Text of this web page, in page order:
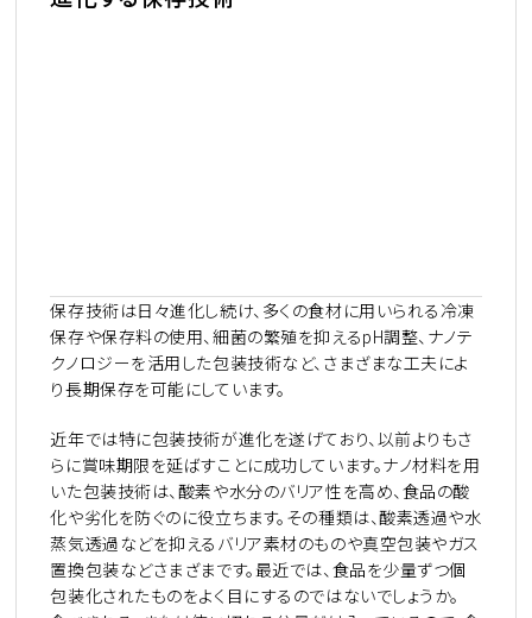
保存技術は日々進化し続け、多くの食材に用いられる冷凍
保存や保存料の使用、細菌の繁殖を抑えるpH調整、ナノテ
クノロジーを活用した包装技術など、さまざまな工夫によ
り長期保存を可能にしています。
近年では特に包装技術が進化を遂げており、以前よりもさ
らに賞味期限を延ばすことに成功しています。ナノ材料を用
いた包装技術は、酸素や水分のバリア性を高め、食品の酸
化や劣化を防ぐのに役立ちます。その種類は、酸素透過や水
蒸気透過などを抑えるバリア素材のものや真空包装やガス
置換包装などさまざまです。最近では、食品を少量ずつ個
包装化されたものをよく目にするのではないでしょうか。